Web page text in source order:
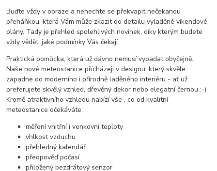
Buďte vždy v obraze a nenechte se překvapit nečekanou
přeháňkou, která Vám může zkazit do detailu vyladěné víkendové
plány. Tady je přehled spolehlivých novinek, díky kterým budete
vždy vědět, jaké podmínky Vás čekají.
Praktická pomůcka, která už dávno nemusí vypadat obyčejně.
Naše nové meteostanice přícházeji v designu, který skvěle
zapadne do moderního i přírodně laděného interiéru - ať už
preferujete skvělý vzhled, dřevěný dekor nebo elegatní černou :-)
Kromě atraktivního vzhledu nabízí vše , co od kvalitní
meteostanice očekáváte:
měření vnitřní i venkovní teploty
vhlkost vzduchu
přehledný kalendář
předpověď počasí
přiložený bezdrátový senzor